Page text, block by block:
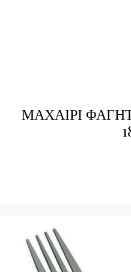
ΜΑΧΑΙΡΙ